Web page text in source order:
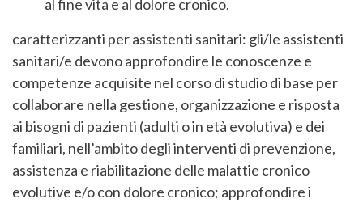
al fine vita e al dolore cronico.
caratterizzanti per assistenti sanitari: gli/le assistenti
sanitari/e devono approfondire le conoscenze e
competenze acquisite nel corso di studio di base per
collaborare nella gestione, organizzazione e risposta
ai bisogni di pazienti (adulti o in età evolutiva) e dei
familiari, nell’ambito degli interventi di prevenzione,
assistenza e riabilitazione delle malattie cronico
evolutive e/o con dolore cronico; approfondire i